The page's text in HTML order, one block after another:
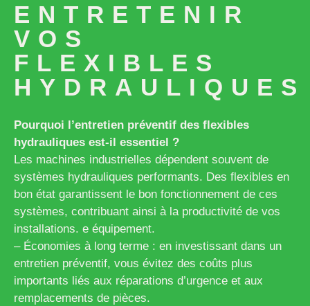
ENTRETENIR
VOS
FLEXIBLES
HYDRAULIQUES
Pourquoi l’entretien préventif des flexibles
hydrauliques est-il essentiel ?
Les machines industrielles dépendent souvent de
systèmes hydrauliques performants. Des flexibles en
bon état garantissent le bon fonctionnement de ces
systèmes, contribuant ainsi à la productivité de vos
installations. e équipement.
– Économies à long terme : en investissant dans un
entretien préventif, vous évitez des coûts plus
importants liés aux réparations d’urgence et aux
remplacements de pièces.